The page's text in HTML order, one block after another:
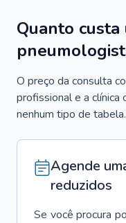
Quanto
O preço da consulta
profissional e a clínica
nenhum tipo de tabela.
Agende
reduzidos
Se você procura